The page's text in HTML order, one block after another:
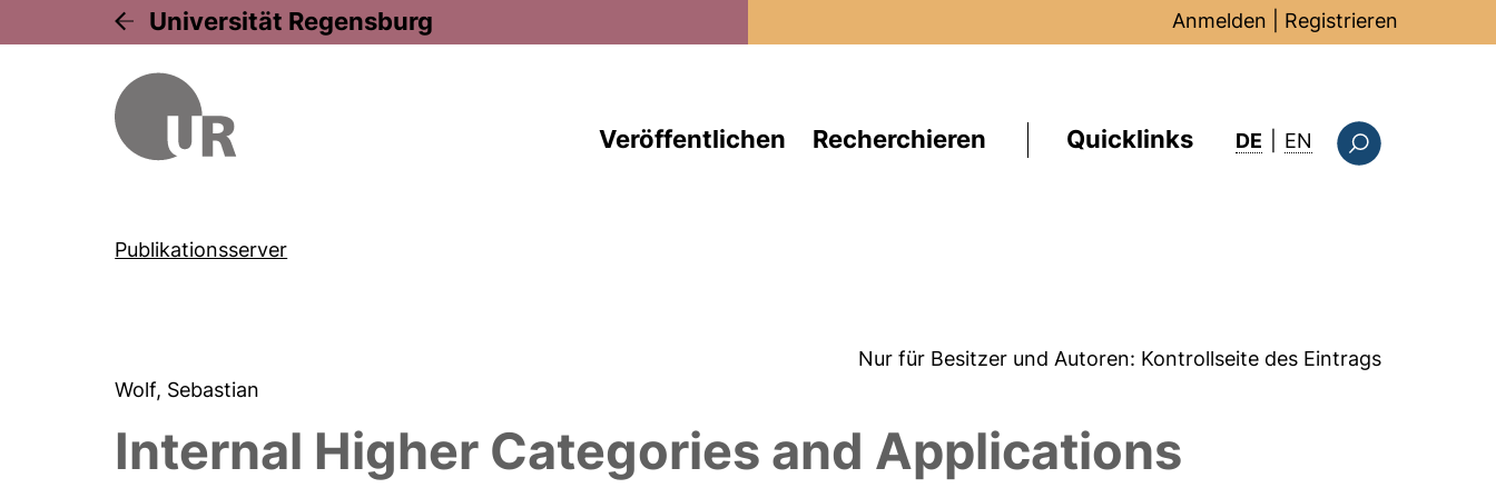
Universität Regensburg Anmelden Registrieren
Veröffentlichen Recherchieren Quicklinks DE EN : this page in
Publikationsserver
Nur für Besitzer und Autoren: Kontrollseite des Eintrags
Wolf, Sebastian
Internal Higher Categories and Applications